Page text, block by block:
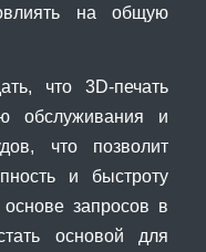
на общую
что 3D-печать
обслуживания и
что позволит
и быстроту
запросов в
основой для